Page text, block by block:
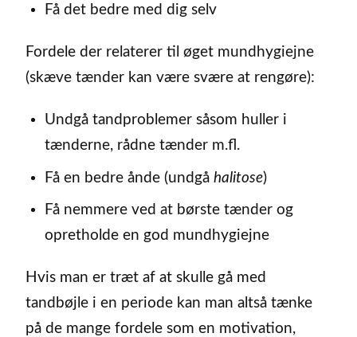
Få det bedre med dig selv
Fordele der relaterer til øget mundhygiejne
(skæve tænder kan være svære at rengøre):
Undgå tandproblemer såsom huller i
tænderne, rådne tænder m.fl.
Få en bedre ånde (undgå halitose)
Få nemmere ved at børste tænder og
opretholde en god mundhygiejne
Hvis man er træt af at skulle gå med
tandbøjle i en periode kan man altså tænke
på de mange fordele som en motivation,